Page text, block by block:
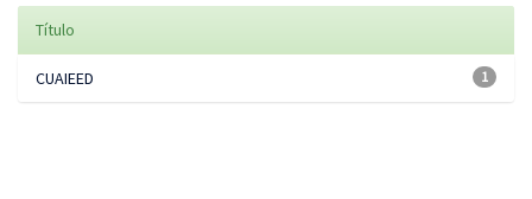
Título
1
CUAIEED